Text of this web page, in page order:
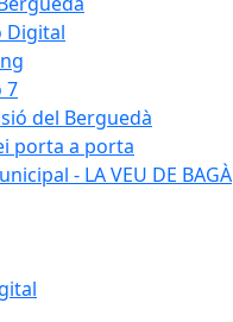
Digital
7
del Berguedà
porta a porta
- LA VEU DE BAGÀ